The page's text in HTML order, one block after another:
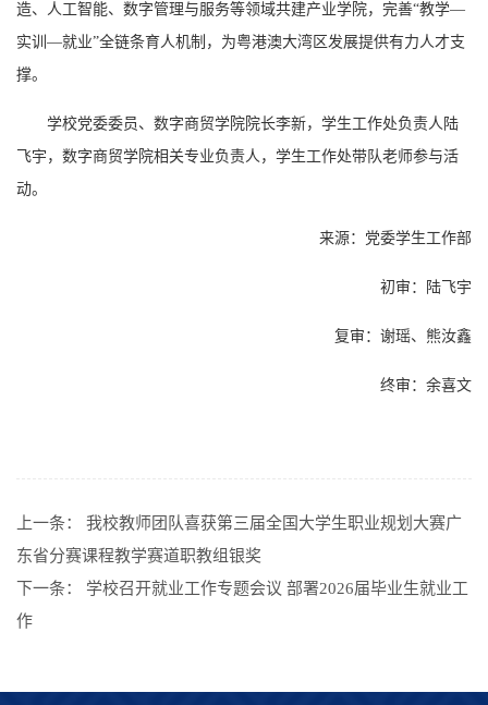
造、人工智能、数字管理与服务等领域共建产业学院，完善“教学—
实训—就业”全链条育人机制，为粤港澳大湾区发展提供有力人才支
撑。
学校党委委员、数字商贸学院院长李新，学生工作处负责人陆
飞宇，数字商贸学院相关专业负责人，学生工作处带队老师参与活
动。
来源：党委学生工作部
初审：陆飞宇
复审：谢瑶、熊汝鑫
终审：余喜文
上一条： 我校教师团队喜获第三届全国大学生职业规划大赛广
东省分赛课程教学赛道职教组银奖
下一条： 学校召开就业工作专题会议 部署2026届毕业生就业工
作